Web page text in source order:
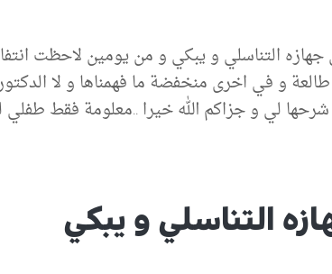
التناسلي و يبكي و من يومين لاحظت
و في اخرى منخفضة ما فهمناها و لا الدكتور
لي و جزاكم الله خيرا ..معلومة فقط طفلي
التناسلي و يبكي